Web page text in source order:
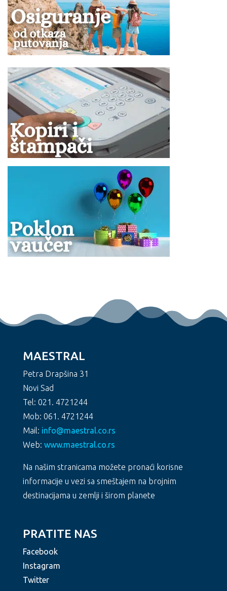
MAESTRAL
Petra Drapšina 31
Novi Sad
Tel: 021. 4721244
Mob: 061. 4721244
Mail: info@maestral.co.rs
Web: www.maestral.co.rs
Na našim stranicama možete pronaći korisne
informacije u vezi sa smeštajem na brojnim
destinacijama u zemlji i širom planete
PRATITE NAS
Facebook
Instagram
Twitter